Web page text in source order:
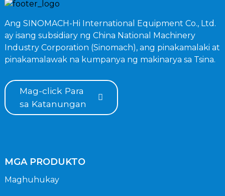
Ang SINOMACH-Hi International Equipment Co., Ltd.
ay isang subsidiary ng China National Machinery
Industry Corporation (Sinomach), ang pinakamalaki at
pinakamalawak na kumpanya ng makinarya sa Tsina.
Mag-click Para
sa Katanungan
MGA PRODUKTO
Maghuhukay